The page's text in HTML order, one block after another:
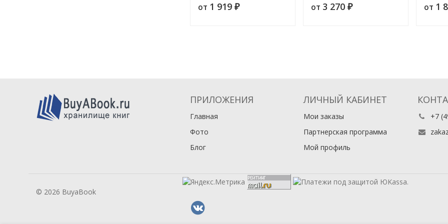
естественному богословию
от 1 919 ₽
естественному богословию
от 3 270 ₽ от 1
ПРИЛОЖЕНИЯ
Главная
Фото
Блог
ЛИЧНЫЙ КАБИНЕТ
Мои заказы
Партнерская программа
Мой профиль
+7
© 2026 BuyaBook